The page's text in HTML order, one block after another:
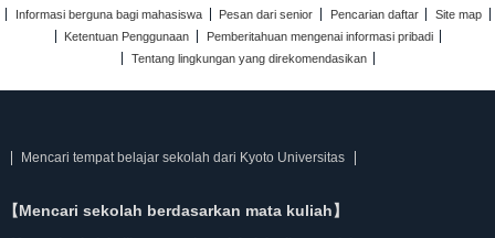
Informasi berguna bagi mahasiswa
Pesan dari senior Pencarian daftar
Site map
Ketentuan Penggunaan
Pemberitahuan mengenai informasi pribadi
Tentang lingkungan yang direkomendasikan
Mencari tempat belajar sekolah dari Kyoto Universitas
【Mencari sekolah berdasarkan mata kuliah】